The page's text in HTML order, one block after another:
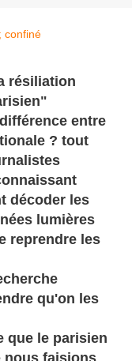
résiliation
entre
? tout
décoder les
lumières
reprendre les
qu'on les
que le parisien